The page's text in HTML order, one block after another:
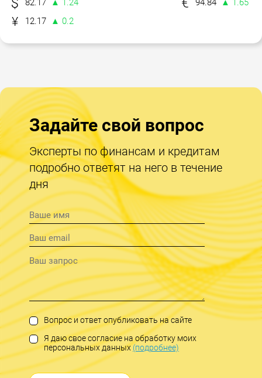
82.17 ▲ 1.24 94.84
▲ 1.65
12.17
▲ 0.2
Задайте свой вопрос
Эксперты по финансам и кредитам
подробно ответят на него в течение
дня
Вопрос и ответ опубликовать на сайте
Я даю свое согласие на обработку моих
персональных данных(подробнее)